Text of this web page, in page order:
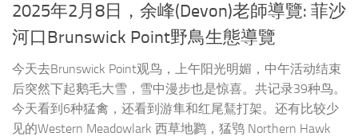
2025年2月8日，余峰(Devon)老師導覽: 菲沙
河口Brunswick Point野鳥生態導覽
今天去Brunswick Point观鸟，上午阳光明媚，中午活动结束
后突然下起鹅毛大雪，雪中漫步也是惊喜。共记录39种鸟。
今天看到6种猛禽，还看到游隼和红尾鵟打架。还有比较少
见的Western Meadowlark 西草地鹨，猛鸮 Northern Hawk